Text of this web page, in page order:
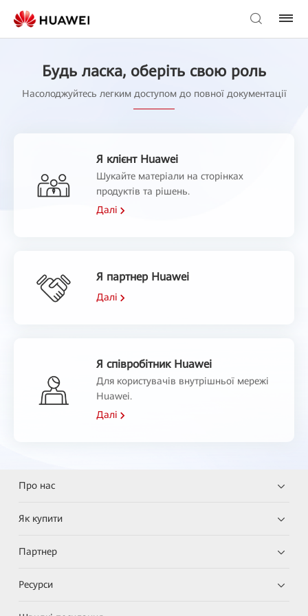
Будь ласка, оберіть свою роль
Насолоджуйтесь легким доступом до повної документації
Я клієнт Huawei
Шукайте матеріали на сторінках
продуктів та рішень.
Далі
Я партнер Huawei
Далі
Я співробітник Huawei
Для користувачів внутрішньої мережі
Huawei.
Далі
Про нас
Як купити
Партнер
Ресурси